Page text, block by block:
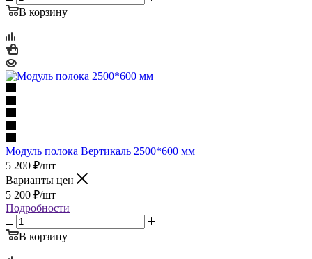
В корзину
Модуль полока Вертикаль 2500*600 мм
5 200 ₽/шт
Варианты цен
5 200 ₽/шт
Подробности
В корзину